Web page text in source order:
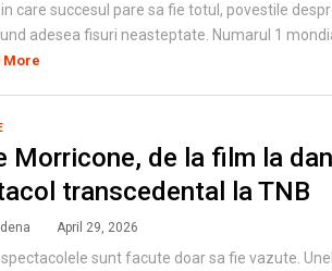
in care succesul pare sa fie totul, povestile
adesea fisuri neasteptate. Numarul 1
More
Morricone, de la film la
transcedental la TNB
April 29, 2026
sunt facute doar sa fie vazute.